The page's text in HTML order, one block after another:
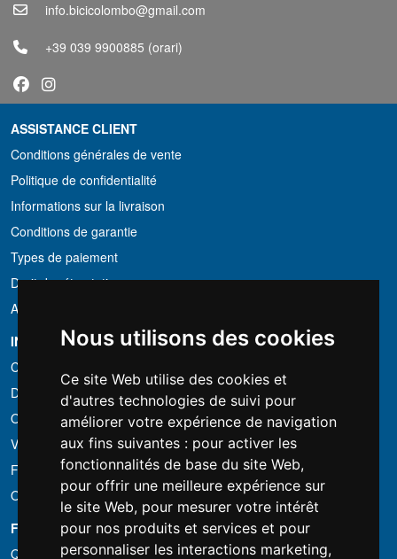
Nous utilisons des cookies
Ce site Web utilise des cookies et
d'autres technologies de suivi pour
améliorer votre expérience de navigation
aux fins suivantes : pour activer les
fonctionnalités de base du site Web,
pour offrir une meilleure expérience sur
le site Web, pour mesurer votre intérêt
pour nos produits et services et pour
personnaliser les interactions marketing,
info.bicicolombo@gmail.com
+39 039 9900885 (orari)
ASSISTANCE CLIENT
Conditions générales de vente
Politique de confidentialité
Informations sur la livraison
Conditions de garantie
Types de paiement
Droit de rétractation
Application de la TVA
INFORMATION
Conditions de location
Devis
Offre groupée
Vous avez trouvé moins cher?
Financement
Occasion
FOTOCOLOMBO.IT
Qui sommes-nous